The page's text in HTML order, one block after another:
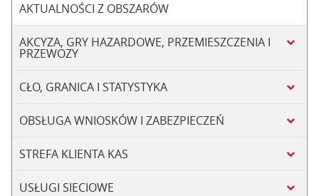
AKTUALNOŚCI Z OBSZARÓW
AKCYZA, GRY HAZARDOWE, PRZEMIESZCZENIA I
PRZEWOZY
CŁO, GRANICA I STATYSTYKA
OBSŁUGA WNIOSKÓW I ZABEZPIECZEŃ
STREFA KLIENTA KAS
USŁUGI SIECIOWE